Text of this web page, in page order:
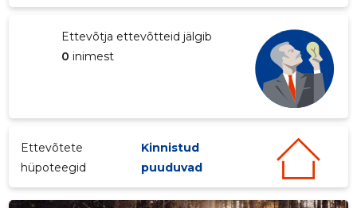
Ettevõtja ettevõtteid jälgib
0 inimest
Ettevõtete
hüpoteegid
Kinnistud
puuduvad